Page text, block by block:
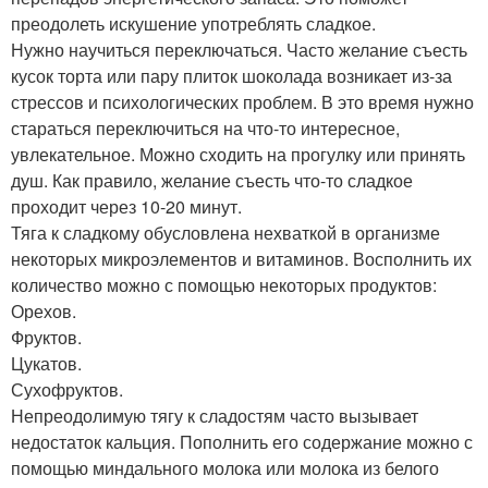
преодолеть искушение употреблять сладкое.
Нужно научиться переключаться. Часто желание съесть
кусок торта или пару плиток шоколада возникает из-за
стрессов и психологических проблем. В это время нужно
стараться переключиться на что-то интересное,
увлекательное. Можно сходить на прогулку или принять
душ. Как правило, желание съесть что-то сладкое
проходит через 10-20 минут.
Тяга к сладкому обусловлена нехваткой в организме
некоторых микроэлементов и витаминов. Восполнить их
количество можно с помощью некоторых продуктов:
Орехов.
Фруктов.
Цукатов.
Сухофруктов.
Непреодолимую тягу к сладостям часто вызывает
недостаток кальция. Пополнить его содержание можно с
помощью миндального молока или молока из белого